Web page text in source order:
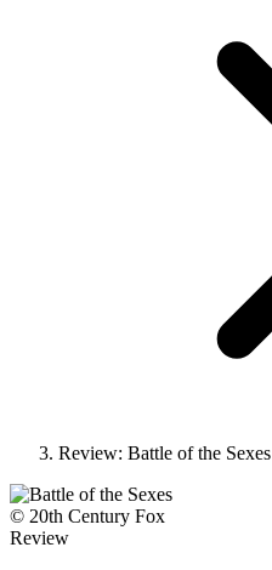
Review: Battle of the Sexes
© 20th Century Fox
Review